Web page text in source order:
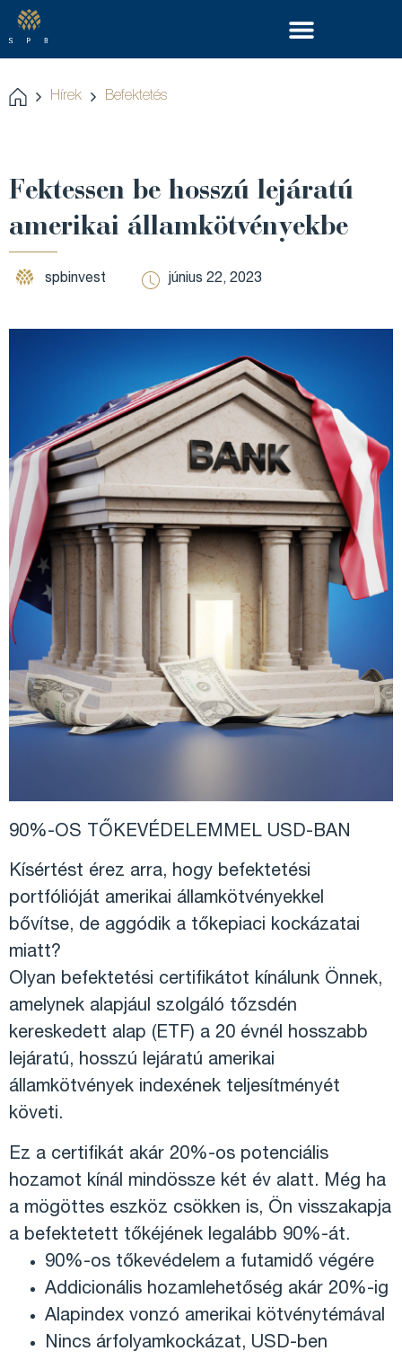
Hírek Befektetés
Fektessen be hosszú lejáratú
amerikai államkötvényekbe
spbinvest június 22, 2023
90%-OS TŐKEVÉDELEMMEL USD-BAN
Kísértést érez arra, hogy befektetési
portfólióját amerikai államkötvényekkel
bővítse, de aggódik a tőkepiaci kockázatai
miatt?
Olyan befektetési certifikátot kínálunk Önnek,
amelynek alapjául szolgáló tőzsdén
kereskedett alap (ETF) a 20 évnél hosszabb
lejáratú, hosszú lejáratú amerikai
államkötvények indexének teljesítményét
követi.
Ez a certifikát akár 20%-os potenciális
hozamot kínál mindössze két év alatt. Még ha
a mögöttes eszköz csökken is, Ön visszakapja
a befektetett tőkéjének legalább 90%-át.
90%-os tőkevédelem a futamidő végére
Addicionális hozamlehetőség akár 20%-ig
Alapindex vonzó amerikai kötvénytémával
Nincs árfolyamkockázat, USD-ben